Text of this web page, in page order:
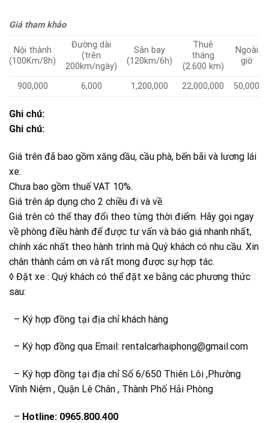
Giá tham khảo
Nội thành
(100Km/8h)
Đường dài
(trên
200km/ngày)
Sân bay
(120km/6h)
Thuê
tháng
(2.600 km)
Ngoài
giờ
900,000 6,000 1,200,000 22,000,000 50,000
Ghi chú:
Ghi chú:
Giá trên đã bao gồm xăng dầu, cầu phà, bến bãi và lương lái
xe.
Chưa bao gồm thuế VAT 10%.
Giá trên áp dụng cho 2 chiều đi và về.
Giá trên có thể thay đổi theo từng thời điểm. Hãy gọi ngay
về phòng điều hành để được tư vấn và báo giá nhanh nhất,
chính xác nhất theo hành trình mà Quý khách có nhu cầu. Xin
chân thành cảm ơn và rất mong được sự hợp tác.
◊ Đặt xe : Quý khách có thể đặt xe bằng các phương thức
sau:
– Ký hợp đồng tại địa chỉ khách hàng
– Ký hợp đồng qua Email: rentalcarhaiphong@gmail.com
– Ký hợp đồng tại địa chỉ Số 6/650 Thiên Lôi ,Phường
Vĩnh Niệm , Quận Lê Chân , Thành Phố Hải Phòng
– Hotline: 0965.800.400